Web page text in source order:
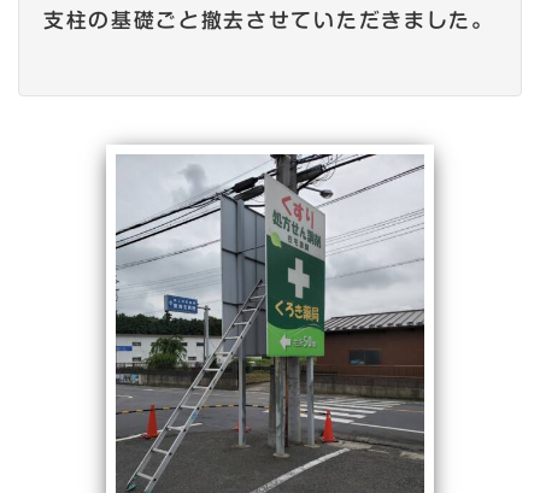
支柱の基礎ごと撤去させていただきました。